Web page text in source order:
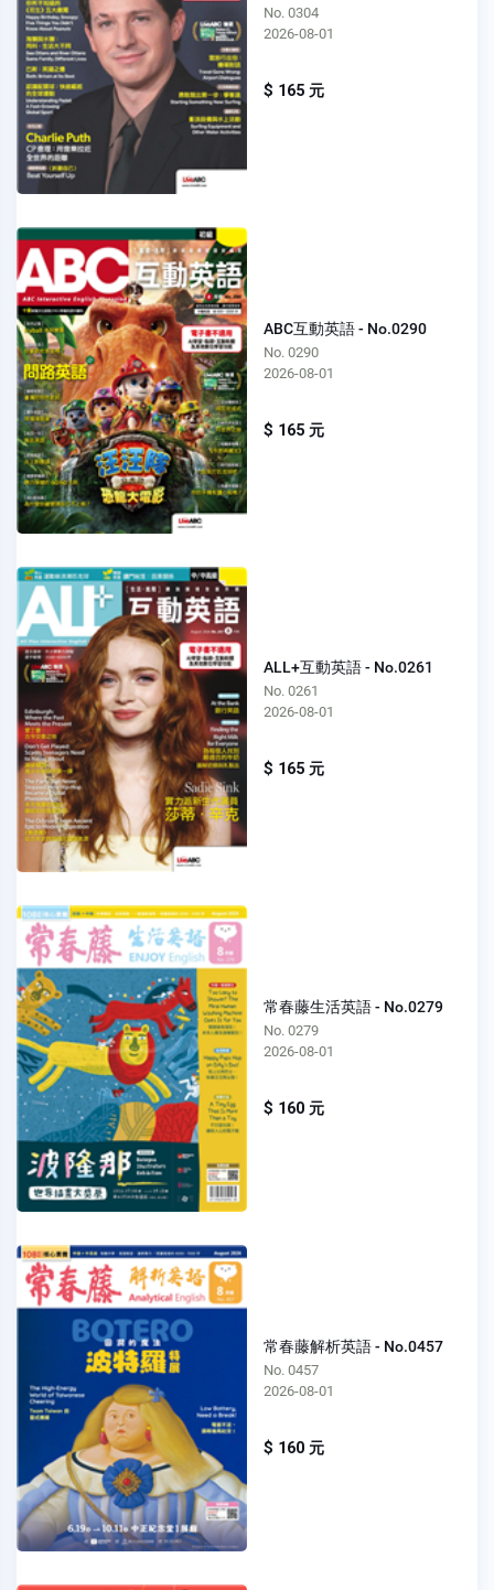
No. 0304
2026-08-01
$ 165 元
ABC互動英語 - No.0290
No. 0290
2026-08-01
$ 165 元
ALL+互動英語 - No.0261
No. 0261
2026-08-01
$ 165 元
常春藤生活英語 - No.0279
No. 0279
2026-08-01
$ 160 元
常春藤解析英語 - No.0457
No. 0457
2026-08-01
$ 160 元